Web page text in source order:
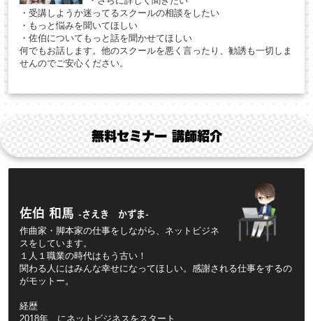
・受講しようか迷ってるスクールの相談をしたい
・もっと悩みを聞いてほしい
・佐伯についてもっと話を聞かせてほしい
何でもお話します。他のスクールを悪く言ったり、勧誘も一切しま
せんのでご安心ください。
無料セミナー 講師紹介
佐伯 和馬 -さえき かずま-
作曲家・脚本家の仕事をしながら、ネットビジネ
スをしています。
１人１職業の時代はもう古い！
関わる人にはみんな幸せになってほしい。感謝される仕事をするの
がモットー。
経歴
2018年 にネットビジネスをスタート